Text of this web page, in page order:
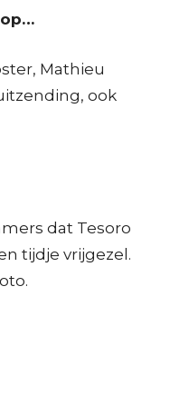
op…
Mathieu
ook
dat Tesoro
tijdje vrijgezel.